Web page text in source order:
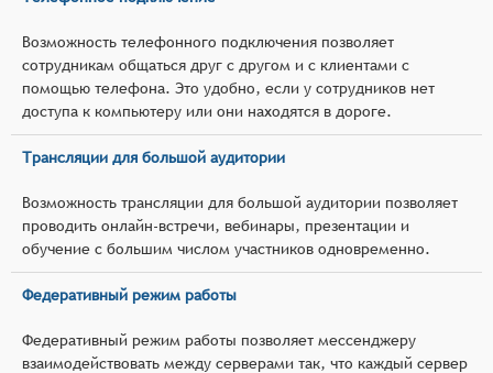
Возможность телефонного подключения позволяет
сотрудникам общаться друг с другом и с клиентами с
помощью телефона. Это удобно, если у сотрудников нет
доступа к компьютеру или они находятся в дороге.
Трансляции для большой аудитории
Возможность трансляции для большой аудитории позволяет
проводить онлайн-встречи, вебинары, презентации и
обучение с большим числом участников одновременно.
Федеративный режим работы
Федеративный режим работы позволяет мессенджеру
взаимодействовать между серверами так, что каждый сервер